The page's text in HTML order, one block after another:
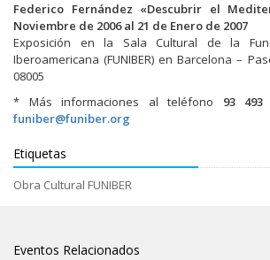
Federico Fernández «Descubrir el
Noviembre de 2006 al 21 de Enero de 2007
Exposición en la Sala Cultural de la
Iberoamericana (FUNIBER) en Barcelona –
08005
* Más informaciones al teléfono 93
funiber@funiber.org
Etiquetas
Obra Cultural FUNIBER
Eventos Relacionados